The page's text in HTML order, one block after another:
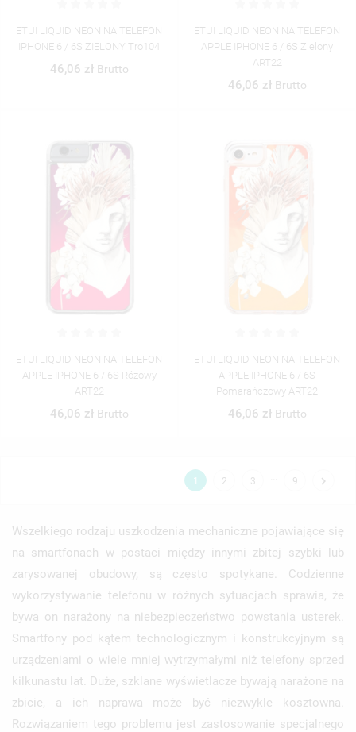
ETUI LIQUID NEON NA TELEFON
IPHONE 6 / 6S ZIELONY Tro104
46,06 zł Brutto
ETUI LIQUID NEON NA TELEFON
APPLE IPHONE 6 / 6S Zielony
ART22
46,06 zł Brutto
ETUI LIQUID NEON NA TELEFON
APPLE IPHONE 6 / 6S Różowy
ART22
46,06 zł Brutto
ETUI LIQUID NEON NA TELEFON
APPLE IPHONE 6 / 6S
Pomarańczowy ART22
46,06 zł Brutto
1 2 3 9 
Wszelkiego rodzaju uszkodzenia mechaniczne pojawiające się
na smartfonach w postaci między innymi zbitej szybki lub
zarysowanej obudowy, są często spotykane. Codzienne
wykorzystywanie telefonu w różnych sytuacjach sprawia, że
bywa on narażony na niebezpieczeństwo powstania usterek.
Smartfony pod kątem technologicznym i konstrukcyjnym są
urządzeniami o wiele mniej wytrzymałymi niż telefony sprzed
kilkunastu lat. Duże, szklane wyświetlacze bywają narażone na
zbicie, a ich naprawa może być niezwykle kosztowna.
Rozwiązaniem tego problemu jest zastosowanie specjalnego